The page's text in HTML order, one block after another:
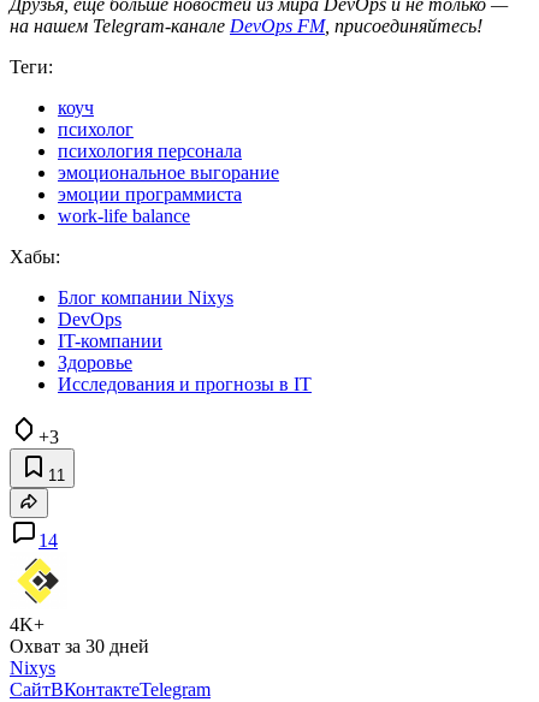
Друзья, еще больше новостей из мира DevOps и не только —
на нашем Telegram-канале DevOps FM, присоединяйтесь!
Теги:
коуч
психолог
психология персонала
эмоциональное выгорание
эмоции программиста
work-life balance
Хабы:
Блог компании Nixys
DevOps
IT-компании
Здоровье
Исследования и прогнозы в IT
+3
11
14
4K+
Охват за 30 дней
Nixys
СайтВКонтактеTelegram